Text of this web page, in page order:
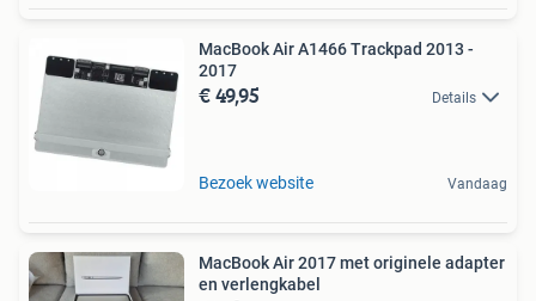
MacBook Air A1466 Trackpad 2013 -
2017
€ 49,95 Details
Bezoek website Vandaag
MacBook Air 2017 met originele adapter
en verlengkabel